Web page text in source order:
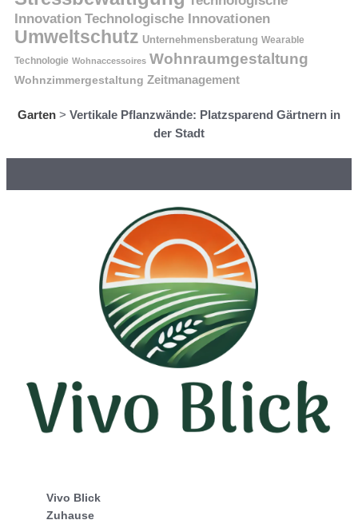
Innovation Technologische Innovationen
Umweltschutz Unternehmensberatung Wearable
Technologie Wohnaccessoires Wohnraumgestaltung
Wohnzimmergestaltung Zeitmanagement
Garten > Vertikale Pflanzwände: Platzsparend Gärtnern in
der Stadt
Vivo Blick
Zuhause